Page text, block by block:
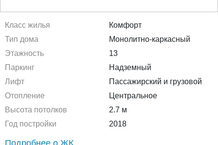
Класс жилья
Комфорт
Тип дома
Монолитно-каркасный
Этажность
13
Паркинг
Надземный
Лифт
Пассажирский и грузовой
Отопление
Центральное
Высота потолков
2.7 м
Год постройки
2018
Подробнее о ЖК